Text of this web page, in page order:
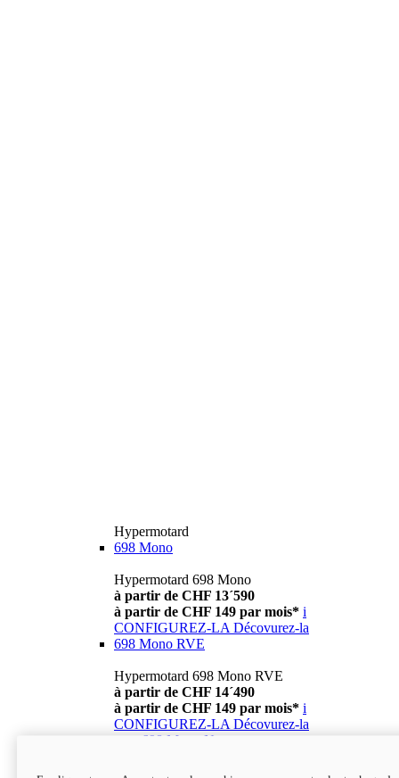
Hypermotard
698 Mono
Hypermotard 698 Mono
à partir de CHF 13´590
à partir de CHF 149 par mois* i
CONFIGUREZ-LA Décovurez-la
698 Mono RVE
Hypermotard 698 Mono RVE
à partir de CHF 14´490
à partir de CHF 149 par mois* i
CONFIGUREZ-LA Décovurez-la
698 Mono Nera
Hypermotard 698 Mono Nera